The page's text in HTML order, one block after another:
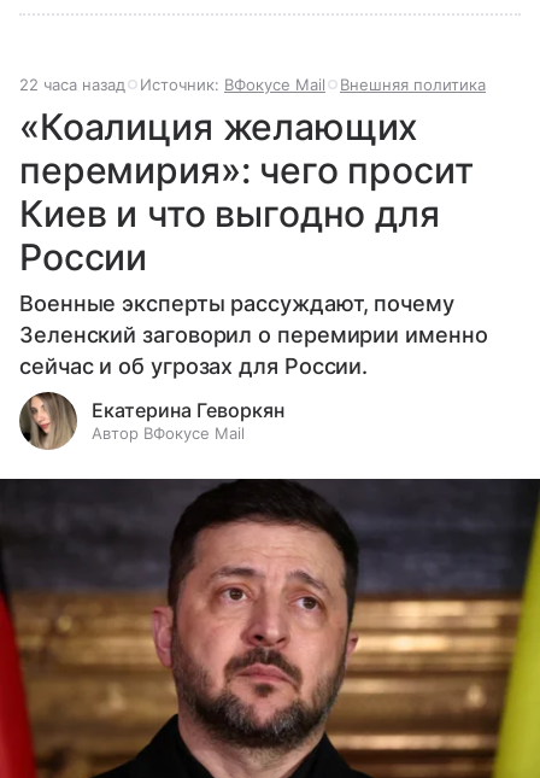
22 часа назад Источник: ВФокусе Mail Внешняя политика
«Коалиция желающих
перемирия»: чего просит
Киев и что выгодно для
России
Военные эксперты рассуждают, почему
Зеленский заговорил о перемирии именно
сейчас и об угрозах для России.
Екатерина Геворкян
Автор ВФокусе Mail